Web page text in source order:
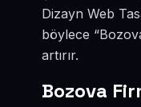
Dizayn Web
böylece
artırır.
Bozova